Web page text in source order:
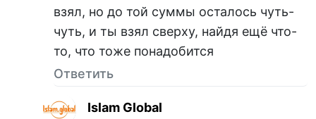
взял, но до той суммы осталось чуть-
чуть, и ты взял сверху, найдя ещё что-
то, что тоже понадобится
Ответить
Islam Global